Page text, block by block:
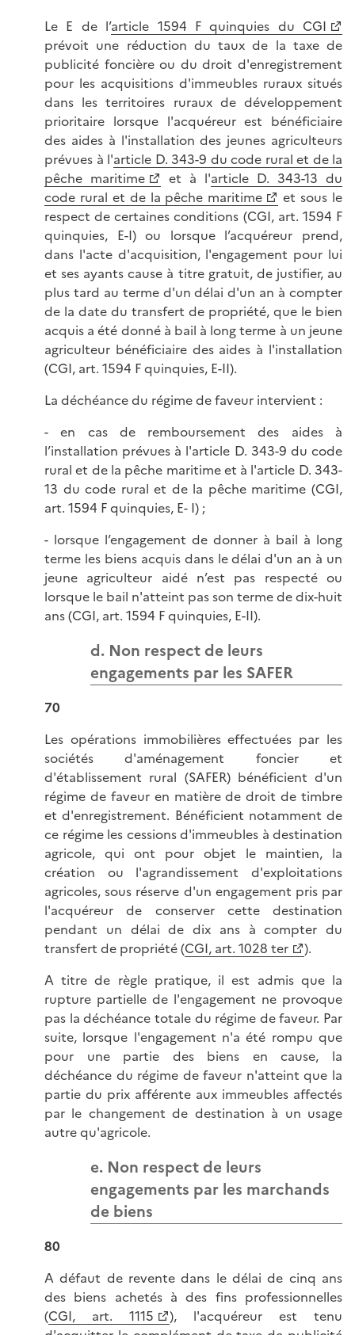
Le E de l’article 1594 F quinquies du CGI
prévoit une réduction du taux de la taxe de
publicité foncière ou du droit d'enregistrement
pour les acquisitions d'immeubles ruraux situés
dans les territoires ruraux de développement
prioritaire lorsque l'acquéreur est bénéficiaire
des aides à l'installation des jeunes agriculteurs
prévues à l'article D. 343-9 du code rural et de la
pêche maritime
et à l'article D. 343-13 du
code rural et de la pêche maritime
et sous le
respect de certaines conditions (CGI, art. 1594 F
quinquies, E-I) ou lorsque l’acquéreur prend,
dans l'acte d'acquisition, l'engagement pour lui
et ses ayants cause à titre gratuit, de justifier, au
plus tard au terme d'un délai d'un an à compter
de la date du transfert de propriété, que le bien
acquis a été donné à bail à long terme à un jeune
agriculteur bénéficiaire des aides à l'installation
(CGI, art. 1594 F quinquies, E-II).
La déchéance du régime de faveur intervient :
- en cas de remboursement des aides à
l’installation prévues à l'article D. 343-9 du code
rural et de la pêche maritime et à l'article D. 343-
13 du code rural et de la pêche maritime (CGI,
art. 1594 F quinquies, E- I) ;
- lorsque l’engagement de donner à bail à long
terme les biens acquis dans le délai d'un an à un
jeune agriculteur aidé n’est pas respecté ou
lorsque le bail n'atteint pas son terme de dix-huit
ans (CGI, art. 1594 F quinquies, E-II).
d. Non respect de leurs
engagements par les SAFER
70
Les opérations immobilières effectuées par les
sociétés d'aménagement foncier et
d'établissement rural (SAFER) bénéficient d'un
régime de faveur en matière de droit de timbre
et d'enregistrement. Bénéficient notamment de
ce régime les cessions d'immeubles à destination
agricole, qui ont pour objet le maintien, la
création ou l'agrandissement d'exploitations
agricoles, sous réserve d'un engagement pris par
l'acquéreur de conserver cette destination
pendant un délai de dix ans à compter du
transfert de propriété (CGI, art. 1028 ter
).
A titre de règle pratique, il est admis que la
rupture partielle de l'engagement ne provoque
pas la déchéance totale du régime de faveur. Par
suite, lorsque l'engagement n'a été rompu que
pour une partie des biens en cause, la
déchéance du régime de faveur n'atteint que la
partie du prix afférente aux immeubles affectés
par le changement de destination à un usage
autre qu'agricole.
e. Non respect de leurs
engagements par les marchands
de biens
80
A défaut de revente dans le délai de cinq ans
des biens achetés à des fins professionnelles
(CGI, art. 1115
), l'acquéreur est tenu